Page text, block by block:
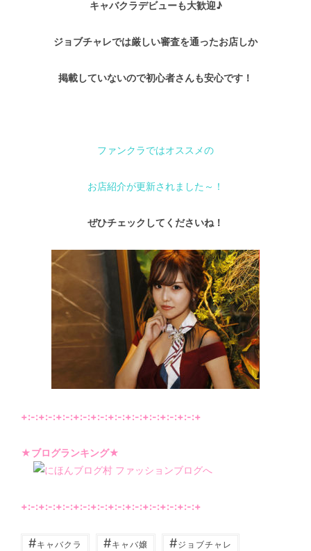
キャバクラデビューも大歓迎♪
ジョブチャレでは厳しい審査を通ったお店しか
掲載していないので初心者さんも安心です！
ファンクラではオススメの
お店紹介が更新されました～！
ぜひチェックしてくださいね！
+:-:+:-:+:-:+:-:+:-:+:-:+:-:+:-:+:-:+:-:+
★ブログランキング★
+:-:+:-:+:-:+:-:+:-:+:-:+:-:+:-:+:-:+:-:+
#キャバクラ #キャバ嬢 #ジョブチャレ